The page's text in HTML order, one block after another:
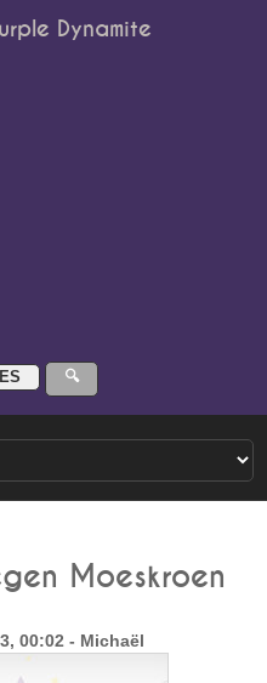
Dynamite
Moeskroen
00:02 - Michaël